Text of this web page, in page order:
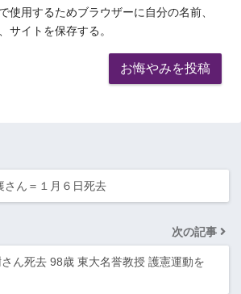
使用するためブラウザーに自分の名前、
サイトを保存する。
さん＝１月６日死去
次の記事
ん死去 98歳 東大名誉教授 護憲運動を